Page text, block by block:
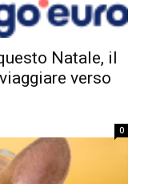
Natale, il
verso
0